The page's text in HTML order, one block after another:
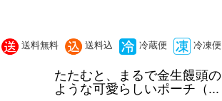
送料無料 送料込 冷蔵便 冷凍便
たたむと、まるで金生饅頭の
ような可愛らしいポーチ（...